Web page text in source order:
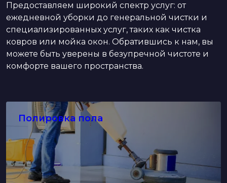
Предоставляем широкий спектр услуг: от
ежедневной уборки до генеральной чистки и
специализированных услуг, таких как чистка
ковров или мойка окон. Обратившись к нам, вы
можете быть уверены в безупречной чистоте и
комфорте вашего пространства.
Озонирование воздуха
Полировка пола